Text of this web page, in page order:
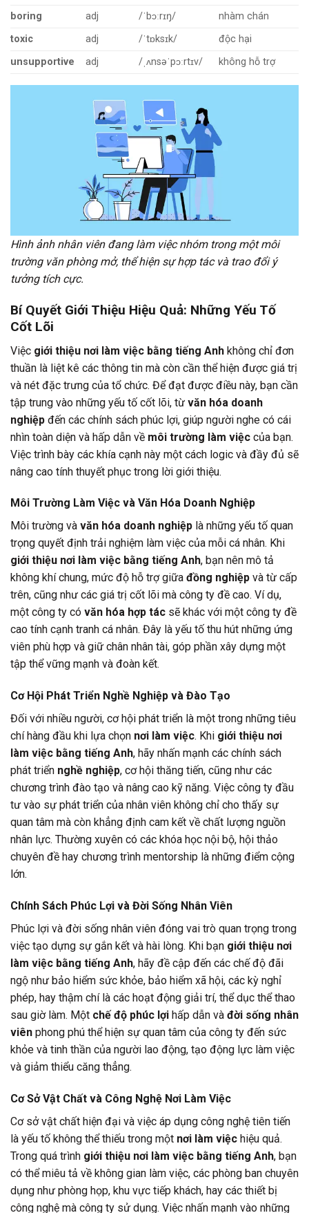
boring
adj /ˈbɔːrɪŋ/
nhàm chán
toxic
adj /ˈtɒksɪk/
độc hại
unsupportive
adj /ˌʌnsəˈpɔːrtɪv/ không hỗ trợ
Hình ảnh nhân viên đang làm việc nhóm trong một môi
trường văn phòng mở, thể hiện sự hợp tác và trao đổi ý
tưởng tích cực.
Bí Quyết Giới Thiệu Hiệu Quả: Những Yếu Tố
Cốt Lõi
Việc giới thiệu nơi làm việc bằng tiếng Anh không chỉ đơn
thuần là liệt kê các thông tin mà còn cần thể hiện được giá trị
và nét đặc trưng của tổ chức. Để đạt được điều này, bạn cần
tập trung vào những yếu tố cốt lõi, từ văn hóa doanh
nghiệp đến các chính sách phúc lợi, giúp người nghe có cái
nhìn toàn diện và hấp dẫn về môi trường làm việc của bạn.
Việc trình bày các khía cạnh này một cách logic và đầy đủ sẽ
nâng cao tính thuyết phục trong lời giới thiệu.
Môi Trường Làm Việc và Văn Hóa Doanh Nghiệp
Môi trường và văn hóa doanh nghiệp là những yếu tố quan
trọng quyết định trải nghiệm làm việc của mỗi cá nhân. Khi
giới thiệu nơi làm việc bằng tiếng Anh, bạn nên mô tả
không khí chung, mức độ hỗ trợ giữa đồng nghiệp và từ cấp
trên, cũng như các giá trị cốt lõi mà công ty đề cao. Ví dụ,
một công ty có văn hóa hợp tác sẽ khác với một công ty đề
cao tính cạnh tranh cá nhân. Đây là yếu tố thu hút những ứng
viên phù hợp và giữ chân nhân tài, góp phần xây dựng một
tập thể vững mạnh và đoàn kết.
Cơ Hội Phát Triển Nghề Nghiệp và Đào Tạo
Đối với nhiều người, cơ hội phát triển là một trong những tiêu
chí hàng đầu khi lựa chọn nơi làm việc. Khi giới thiệu nơi
làm việc bằng tiếng Anh, hãy nhấn mạnh các chính sách
phát triển nghề nghiệp, cơ hội thăng tiến, cũng như các
chương trình đào tạo và nâng cao kỹ năng. Việc công ty đầu
tư vào sự phát triển của nhân viên không chỉ cho thấy sự
quan tâm mà còn khẳng định cam kết về chất lượng nguồn
nhân lực. Thường xuyên có các khóa học nội bộ, hội thảo
chuyên đề hay chương trình mentorship là những điểm cộng
lớn.
Chính Sách Phúc Lợi và Đời Sống Nhân Viên
Phúc lợi và đời sống nhân viên đóng vai trò quan trọng trong
việc tạo dựng sự gắn kết và hài lòng. Khi bạn giới thiệu nơi
làm việc bằng tiếng Anh, hãy đề cập đến các chế độ đãi
ngộ như bảo hiểm sức khỏe, bảo hiểm xã hội, các kỳ nghỉ
phép, hay thậm chí là các hoạt động giải trí, thể dục thể thao
sau giờ làm. Một chế độ phúc lợi hấp dẫn và đời sống nhân
viên phong phú thể hiện sự quan tâm của công ty đến sức
khỏe và tinh thần của người lao động, tạo động lực làm việc
và giảm thiểu căng thẳng.
Cơ Sở Vật Chất và Công Nghệ Nơi Làm Việc
Cơ sở vật chất hiện đại và việc áp dụng công nghệ tiên tiến
là yếu tố không thể thiếu trong một nơi làm việc hiệu quả.
Trong quá trình giới thiệu nơi làm việc bằng tiếng Anh, bạn
có thể miêu tả về không gian làm việc, các phòng ban chuyên
dụng như phòng họp, khu vực tiếp khách, hay các thiết bị
công nghệ mà công ty sử dụng. Việc nhấn mạnh vào những